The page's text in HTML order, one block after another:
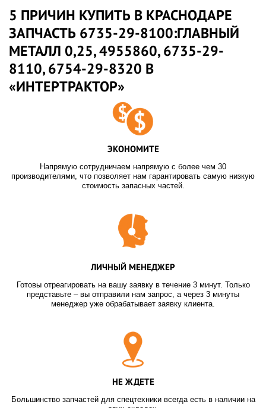
5 ПРИЧИН КУПИТЬ В КРАСНОДАРЕ
ЗАПЧАСТЬ 6735-29-8100:ГЛАВНЫЙ
МЕТАЛЛ 0,25, 4955860, 6735-29-
8110, 6754-29-8320 В
«ИНТЕРТРАКТОР»
ЭКОНОМИТЕ
Напрямую сотрудничаем напрямую с более чем 30
производителями, что позволяет нам гарантировать самую низкую
стоимость запасных частей.
ЛИЧНЫЙ МЕНЕДЖЕР
Готовы отреагировать на вашу заявку в течение 3 минут. Только
представьте – вы отправили нам запрос, а через 3 минуты
менеджер уже обрабатывает заявку клиента.
НЕ ЖДЕТЕ
Большинство запчастей для спецтехники всегда есть в наличии на